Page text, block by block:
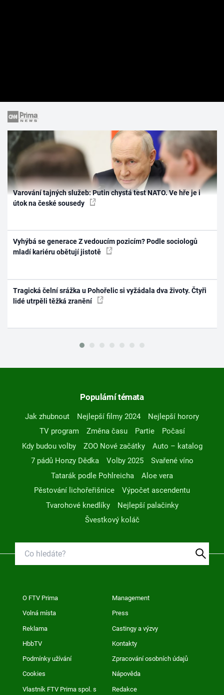
Varování tajných služeb: Putin chystá test NATO. Ve hře je i
útok na české sousedy
Vyhýbá se generace Z vedoucím pozicím? Podle sociologů
mladí kariéru obětují jistotě
Tragická čelní srážka u Pohořelic si vyžádala dva životy. Čtyři
lidé utrpěli těžká zranění
Populární témata
Jak zhubnout Nejlepší filmy 2024
Nejlepší horory
TV program
Změna času Partie
Počasí
Kdy budou volby
ZOO Nové začátky
Auto – katalog
7 pádů Honzy Dědka
Volby 2025
Svařené víno
Tatarák podle Pohlreicha
Aloe vera
Pěstování lichořeřišnice
Výpočet ascendentu
Tvarohové knedlíky
Nejlepší palačinky
Švestkový koláč
O FTV Prima Management
Volná místa Press
Reklama Castingy a výzvy
HbbTV Kontakty
Podmínky užívání Zpracování osobních údajů
Cookies Nápověda
Vlastník FTV Prima spol. s
Redakce